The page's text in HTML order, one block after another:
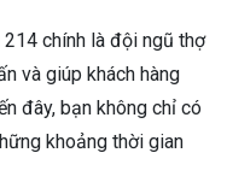
chính là đội ngũ thợ
và giúp khách hàng
đây, bạn không chỉ có
khoảng thời gian